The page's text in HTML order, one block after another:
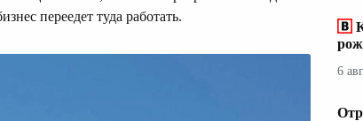
переедет туда работать.
6